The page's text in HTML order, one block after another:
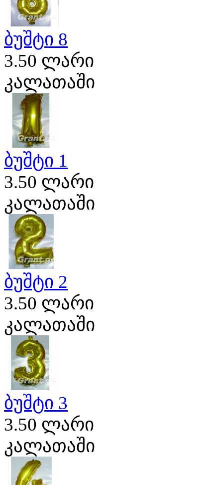
ბუშტი 8
3.50 ლარი
კალათაში
ბუშტი 1
3.50 ლარი
კალათაში
ბუშტი 2
3.50 ლარი
კალათაში
ბუშტი 3
3.50 ლარი
კალათაში